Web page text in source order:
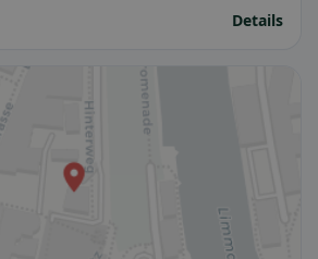
Details